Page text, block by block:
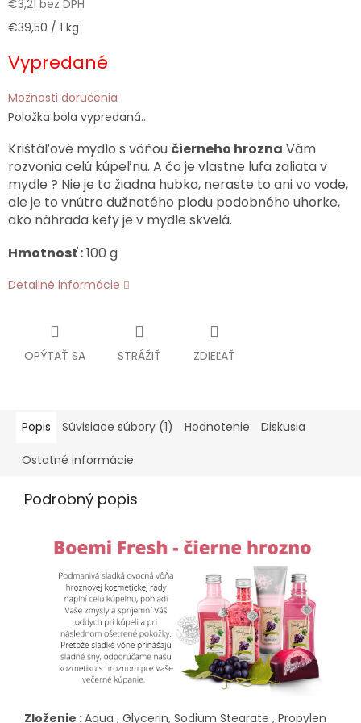
€3,21 bez DPH
Jednotková
€39,50 / 1 kg
Vypredané
Možnosti doručenia
Položka bola vypredaná…
Krištáľové mydlo s vôňou čierneho hrozna Vám
rozvonia celú kúpeľnu. A čo je vlastne lufa zaliata v
mydle ? Nie je to žiadna hubka, neraste to ani vo vode,
ale je to vnútro dužnatého plodu podobného uhorke,
ako náhrada kefy je v mydle skvelá.
Hmotnosť :100 g
Detailné informácie
OPÝTAŤ SA STRÁŽIŤ ZDIEĽAŤ
Popis Súvisiace súbory (1) Hodnotenie Diskusia
Ostatné informácie
Podrobný popis
Zloženie :Aqua , Glycerin, Sodium Stearate , Propylen